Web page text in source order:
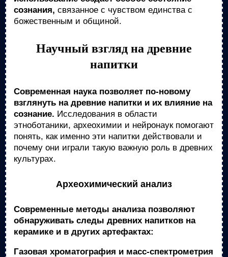
сознания, связанное с чувством единства с
божественным и общиной.
Научный взгляд на древние
напитки
Современная наука позволяет по-новому
взглянуть на древние напитки и их влияние на
сознание. Исследования в области
этноботаники, археохимии и нейронаук помогают
понять, как именно эти напитки действовали и
почему они играли такую важную роль в древних
культурах.
Археохимический анализ
Современные методы анализа позволяют
обнаруживать следы древних напитков на
керамике и в других артефактах:
Газовая хроматография и масс-спектрометрия